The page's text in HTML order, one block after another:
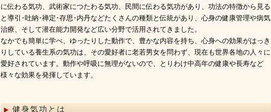
に伝わる気功、武術家につたわる気功、民間に伝わる気功があり、功法の特徴から見る
と導引･吐納･禅定･存思･内丹などたくさんの種類と伝統があり、心身の健康管理や病気
治療、そして潜在能力開発など広い分野で活用されてきました。
なかでも簡単に学べ、ゆったりした動作で、豊かな内容を持ち、心身への効果がはっき
りしている養生系の気功は、その愛好者に老若男女を問わず、現在も世界各地の人々に
愛好されています。動作や呼吸に無理がないので、とりわけ中高年の健康や長寿など
様々な効果を発揮しています。
健身気功とは